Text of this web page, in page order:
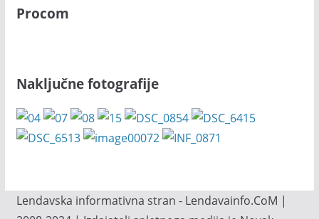
Procom
Naključne fotografije
Lendavska informativna stran - Lendavainfo.CoM |